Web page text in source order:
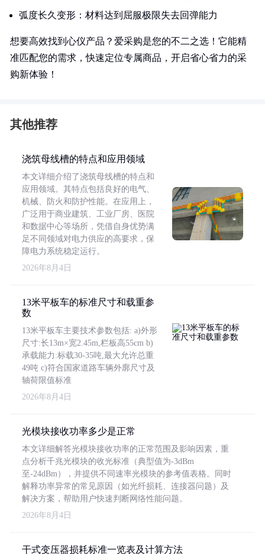
弧度长久变形：材料达到屈服极限失去回弹能力
想要高效找到心仪产品？爱采购是您的不二之选！它能精
准匹配您的需求，快速定位专属商品，开启省心省力的采
购新体验！
其他推荐
浇筑母线槽的特点和应用领域
本文详细介绍了浇筑母线槽的特点和
应用领域。其特点包括良好的电气、
机械、防火和防护性能。在应用上，
广泛用于商业建筑、工业厂房、医院
和数据中心等场所，凭借自身优势满
足不同领域对电力供应的高要求，保
障电力系统稳定运行。
2026年8月4日
13米平板车的标准尺寸和载重参
数
13米平板车主要技术参数包括: a)外形
尺寸:长13m×宽2.45m,栏板高55cm b)
承载能力:标载30-35吨,最大允许总重
49吨 c)符合国家道路车辆外廓尺寸及
轴荷限值标准
2026年8月4日
光模块接收功率多少是正常
本文详细解答光模块接收功率的正常范围及影响因素，重
点分析千兆光模块的收光标准（典型值为-3dBm
至-24dBm），并提供不同速率光模块的参考值表格。同时
解释功率异常的常见原因（如光纤损耗、连接器问题）及
解决方案，帮助用户快速判断网络性能问题。
2026年8月4日
干式变压器损耗标准一览表及计算方法